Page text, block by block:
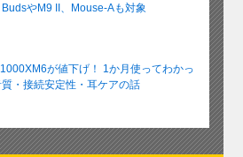
やM9 II、Mouse-Aも対象
が値下げ！ 1か月使ってわかっ
・接続安定性・耳ケアの話